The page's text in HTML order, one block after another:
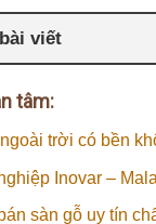
viết
tâm:
trời có bền
Inovar –
sàn gỗ uy tín